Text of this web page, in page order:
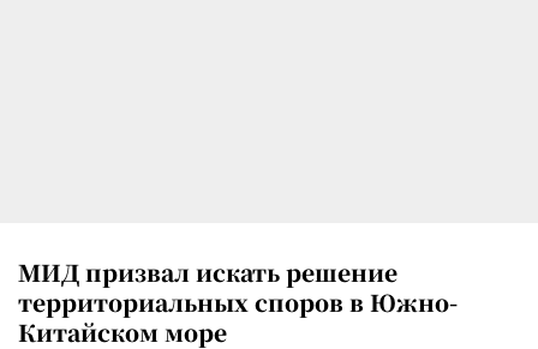
МИД призвал искать решение
территориальных споров в Южно-
Китайском море